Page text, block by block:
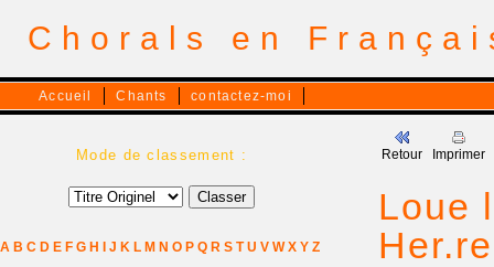
Chorals en
Accueil Chants contactez-moi
Mode de classement :
A B C D E F G H J K L M N O P Q R S T U V W X Y Z
Retour Imprimer
Loue